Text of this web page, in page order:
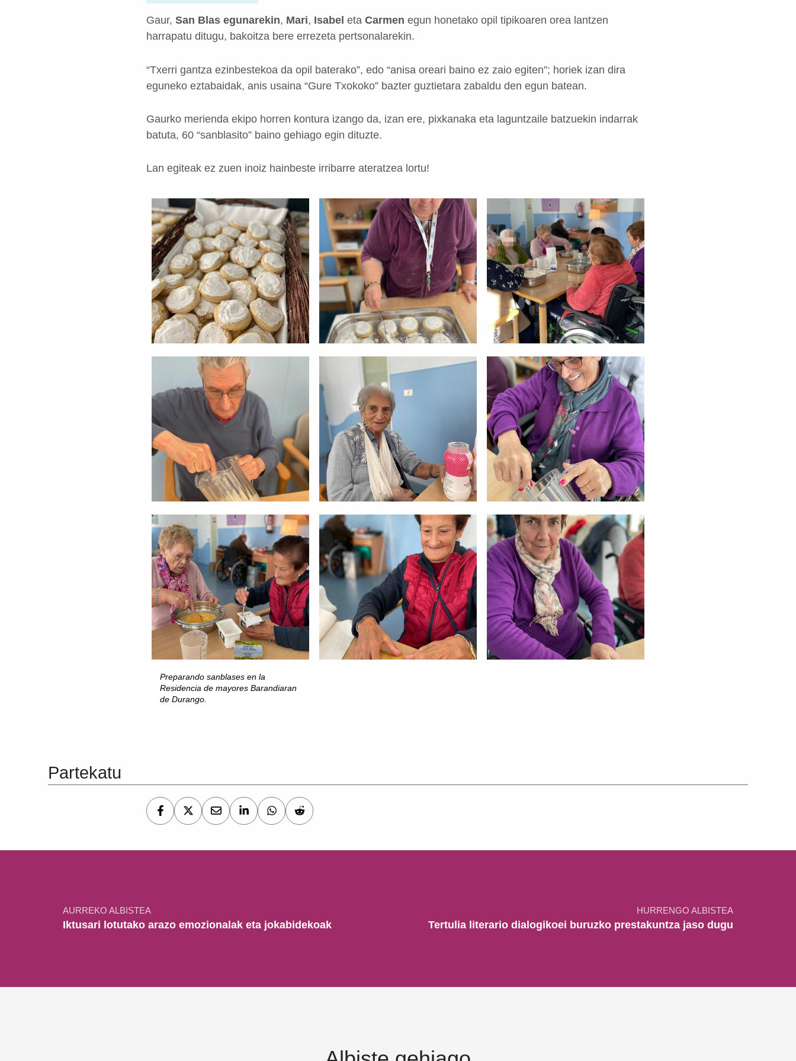
Gaur, San Blas egunarekin, Mari, Isabel eta Carmen egun honetako opil tipikoaren orea lantzen
harrapatu ditugu, bakoitza bere errezeta pertsonalarekin.
“Txerri gantza ezinbestekoa da opil baterako”, edo “anisa oreari baino ez zaio egiten”; horiek izan dira
eguneko eztabaidak, anis usaina “Gure Txokoko” bazter guztietara zabaldu den egun batean.
Gaurko merienda ekipo horren kontura izango da, izan ere, pixkanaka eta laguntzaile batzuekin indarrak
batuta, 60 “sanblasito” baino gehiago egin dituzte.
Lan egiteak ez zuen inoiz hainbeste irribarre ateratzea lortu!
Preparando sanblases en la
Residencia de mayores Barandiaran
de Durango.
Partekatu
AURREKO ALBISTEA
Iktusari lotutako arazo emozionalak eta jokabidekoak
HURRENGO ALBISTEA
Tertulia literario dialogikoei buruzko prestakuntza jaso dugu